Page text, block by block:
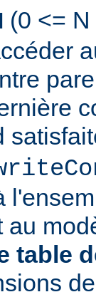
(0 <=
au
table